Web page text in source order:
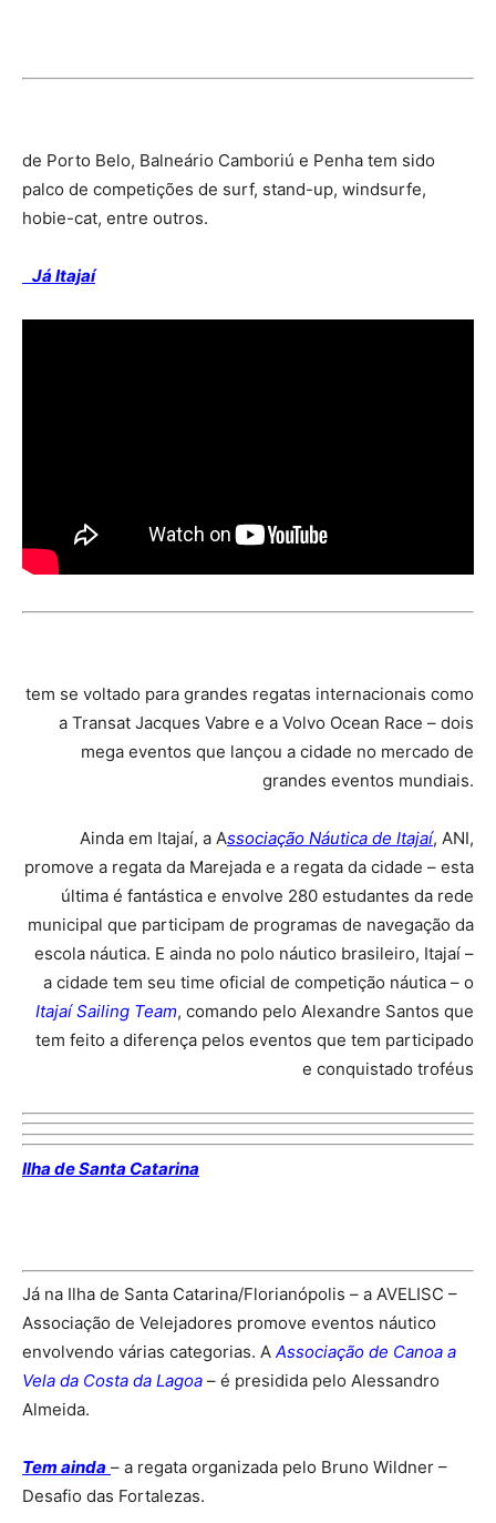
de Porto Belo, Balneário Camboriú e Penha tem sido
palco de competições de surf, stand-up, windsurfe,
hobie-cat, entre outros.
Já Itajaí
tem se voltado para grandes regatas internacionais como
a Transat Jacques Vabre e a Volvo Ocean Race – dois
mega eventos que lançou a cidade no mercado de
grandes eventos mundiais.
Ainda em Itajaí, a Associação Náutica de Itajaí, ANI,
promove a regata da Marejada e a regata da cidade – esta
última é fantástica e envolve 280 estudantes da rede
municipal que participam de programas de navegação da
escola náutica. E ainda no polo náutico brasileiro, Itajaí –
a cidade tem seu time oficial de competição náutica – o
Itajaí Sailing Team, comando pelo Alexandre Santos que
tem feito a diferença pelos eventos que tem participado
e conquistado troféus
Ilha de Santa Catarina
Já na Ilha de Santa Catarina/Florianópolis – a AVELISC –
Associação de Velejadores promove eventos náutico
envolvendo várias categorias. A Associação de Canoa a
Vela da Costa da Lagoa – é presidida pelo Alessandro
Almeida.
Tem ainda – a regata organizada pelo Bruno Wildner –
Desafio das Fortalezas.